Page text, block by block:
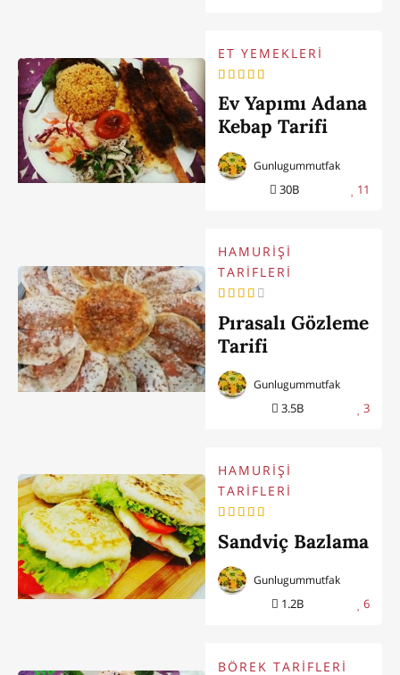
ET YEMEKLERİ
Ev Yapımı Adana
Kebap Tarifi
30B 11
Gunlugummutfak
HAMURİŞİ
TARİFLERİ
Pırasalı Gözleme
Tarifi
3.5B 3
Gunlugummutfak
HAMURİŞİ
TARİFLERİ
Sandviç Bazlama
1.2B 6
Gunlugummutfak
BÖREK TARİFLERİ